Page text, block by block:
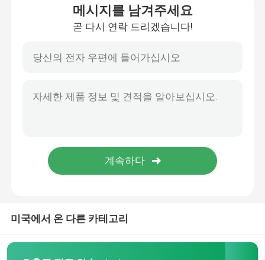
현명한 전동 치솔메시지를 남겨주세요
곧 다시 연락 드리겠습니다!
미국에서 온 다른 카테고리